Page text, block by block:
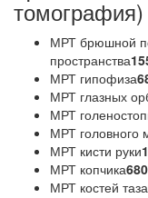
томография)
МРТ брюшной
пространства
МРТ гипофиза
МРТ глазных
МРТ
МРТ головного
МРТ кисти руки
МРТ копчика
МРТ костей таза